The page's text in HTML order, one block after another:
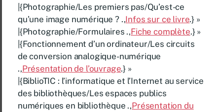
|{Photographie/Les premiers pas/Qu’est-ce
qu’une image numérique ? .,Infos sur ce livre.} »
|{Photographie/Formulaires .,Fiche complète.} »
|{Fonctionnement d’un ordinateur/Les circuits
de conversion analogique-numérique
.,Présentation de l’ouvrage.} »
|{BiblioTIC : l’informatique et l’Internet au service
des bibliothèques/Les espaces publics
numériques en bibliothèque .,Présentation du